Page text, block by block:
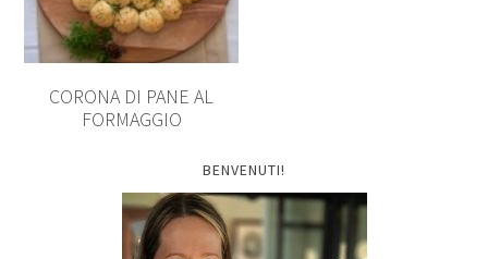
CORONA DI PANE AL
FORMAGGIO
BENVENUTI!